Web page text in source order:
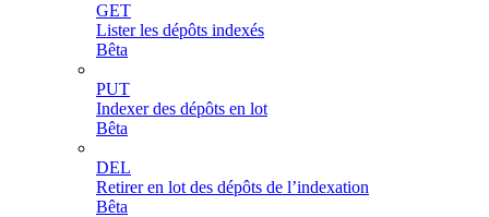
GET
Lister les dépôts indexés
Bêta
PUT
Indexer des dépôts en lot
Bêta
DEL
Retirer en lot des dépôts de l’indexation
Bêta